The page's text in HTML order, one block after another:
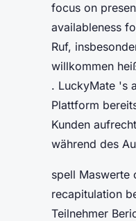
focus on
availableness
Ruf,
willkommen
. LuckyMate 's
Plattform
Kunden
während des
spell Maswerte
recapitulation
Teilnehmer